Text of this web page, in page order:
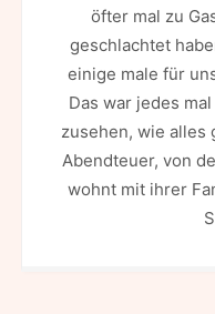
öfter mal zu
geschlachtet
einige male für
Das war jedes
zusehen, wie alles
Abendteuer, von
wohnt mit ihrer